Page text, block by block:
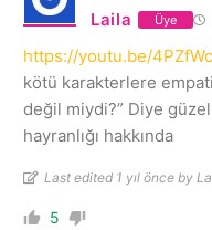
Laila Üye
https://youtu.be/
kötü karakterlere
değil miydi?” Diye
hayranlığı hakkında
Last edited 1 yıl önce by
5